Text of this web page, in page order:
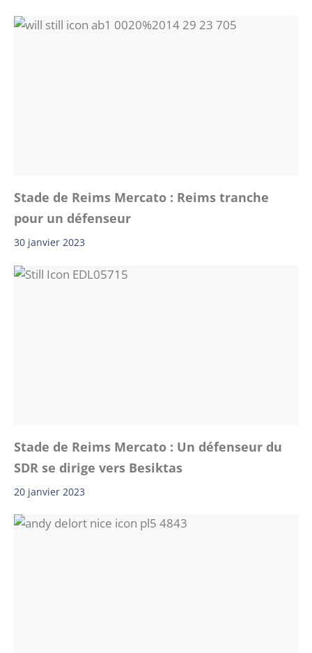
Stade de Reims Mercato : Reims tranche
pour un défenseur
30 janvier 2023
Stade de Reims Mercato : Un défenseur du
SDR se dirige vers Besiktas
20 janvier 2023